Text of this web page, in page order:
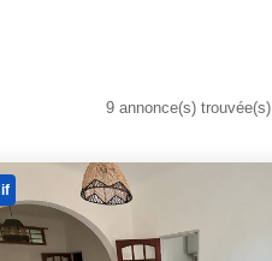
9 annonce(s) trouvée(s)